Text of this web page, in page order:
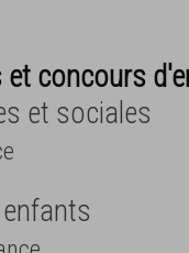
et concours
et sociales